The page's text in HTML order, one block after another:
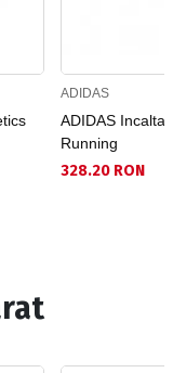
ADIDAS
ADIDAS
Running
328.20 RON